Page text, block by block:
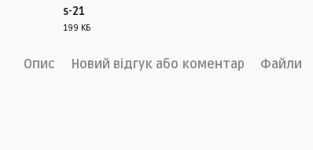
s-21
199 КБ
Опис Новий відгук або коментар Файли